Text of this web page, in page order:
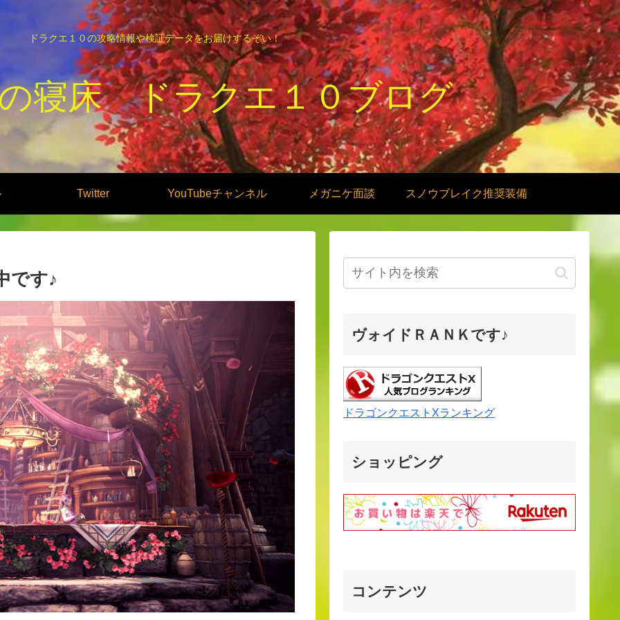
ドラクエ１０の攻略情報や検証データをお届けするぞい！
寝床 ドラクエ１０ブログ
Twitter YouTubeチャンネル メガニケ面談 スノウブレイク推奨装備
です♪
ヴォイドＲＡＮＫです♪
ドラゴンクエストXランキング
ショッピング
コンテンツ